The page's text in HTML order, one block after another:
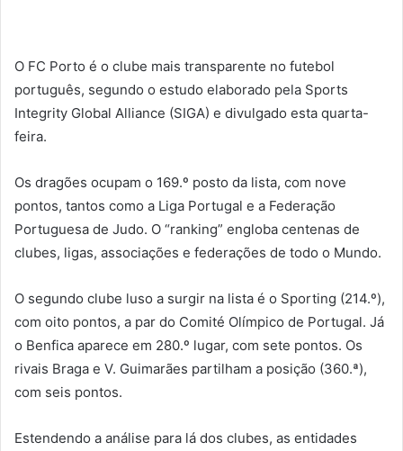
O FC Porto é o clube mais transparente no futebol
português, segundo o estudo elaborado pela Sports
Integrity Global Alliance (SIGA) e divulgado esta quarta-
feira.
Os dragões ocupam o 169.º posto da lista, com nove
pontos, tantos como a Liga Portugal e a Federação
Portuguesa de Judo. O “ranking” engloba centenas de
clubes, ligas, associações e federações de todo o Mundo.
O segundo clube luso a surgir na lista é o Sporting (214.º),
com oito pontos, a par do Comité Olímpico de Portugal. Já
o Benfica aparece em 280.º lugar, com sete pontos. Os
rivais Braga e V. Guimarães partilham a posição (360.ª),
com seis pontos.
Estendendo a análise para lá dos clubes, as entidades